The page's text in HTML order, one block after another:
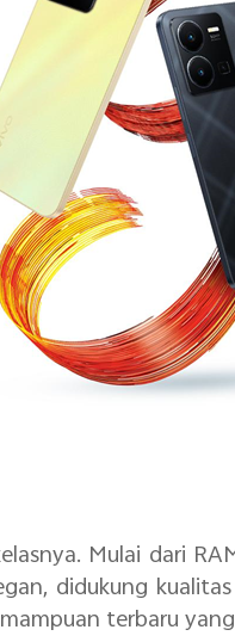
Mulai dari
didukung
terbaru